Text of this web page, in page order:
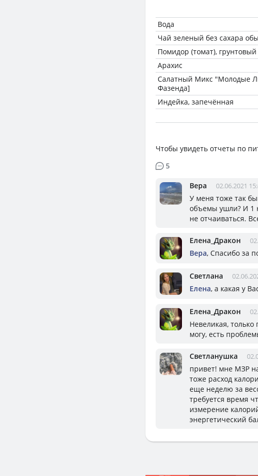
Вода
Чай зеленый без сахара
Помидор (томат), грунтовый
Арахис
Салатный Микс "Молодые
Фазенда]
Индейка, запечённая
Чтобы увидеть отчеты по
5
Вера 02.06.2021
У меня тоже так
объемы ушли? И 1
не отчаиваться.
Елена_Дракон
Вера, Спасибо за
Светлана
Елена, а какая у
Елена_Дракон
Невеликая,
могу, есть
Светланушка
привет! мне МЗР
тоже расход
еще неделю за
требуется время
измерение
энергетический